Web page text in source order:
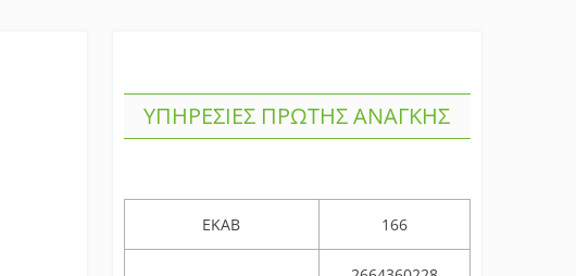
ΥΠΗΡΕΣΙΕΣ ΠΡΩΤΗΣ ΑΝΑΓΚΗΣ
ΕΚΑΒ 166